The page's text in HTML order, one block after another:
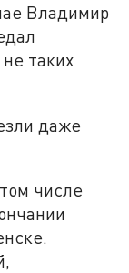
Владимир
таких
даже
числе